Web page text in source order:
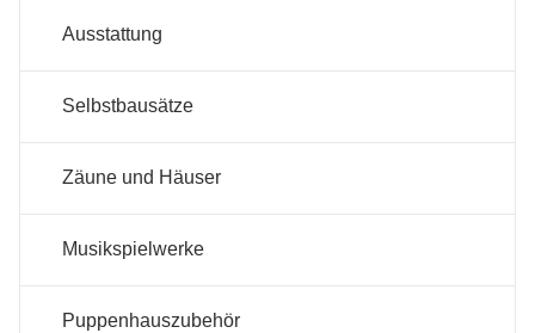
Ausstattung
Selbstbausätze
Zäune und Häuser
Musikspielwerke
Puppenhauszubehör